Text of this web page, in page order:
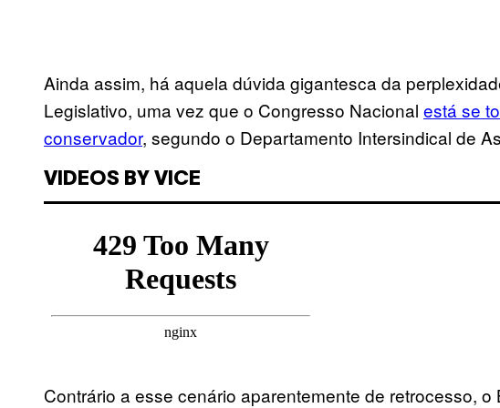
Ainda assim, há aquela dúvida gigantesca da
Legislativo, uma vez que o Congresso Nacional está se
conservador, segundo o Departamento Intersindical de
VIDEOS BY VICE
Contrário a esse cenário aparentemente de retrocesso,